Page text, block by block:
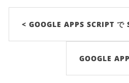
< GOOGLE APPS SCRIPT で
GOOGLE